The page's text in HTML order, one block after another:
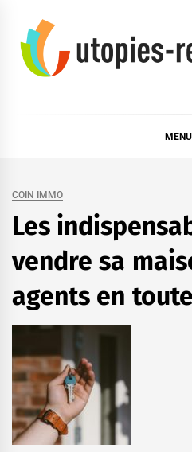
content
MENU
COIN IMMO
Les
vendre sa
agents en